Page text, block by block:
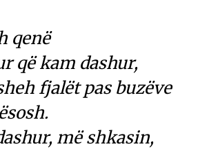
qenë
që kam dashur,
fjalët pas buzëve
më shkasin,